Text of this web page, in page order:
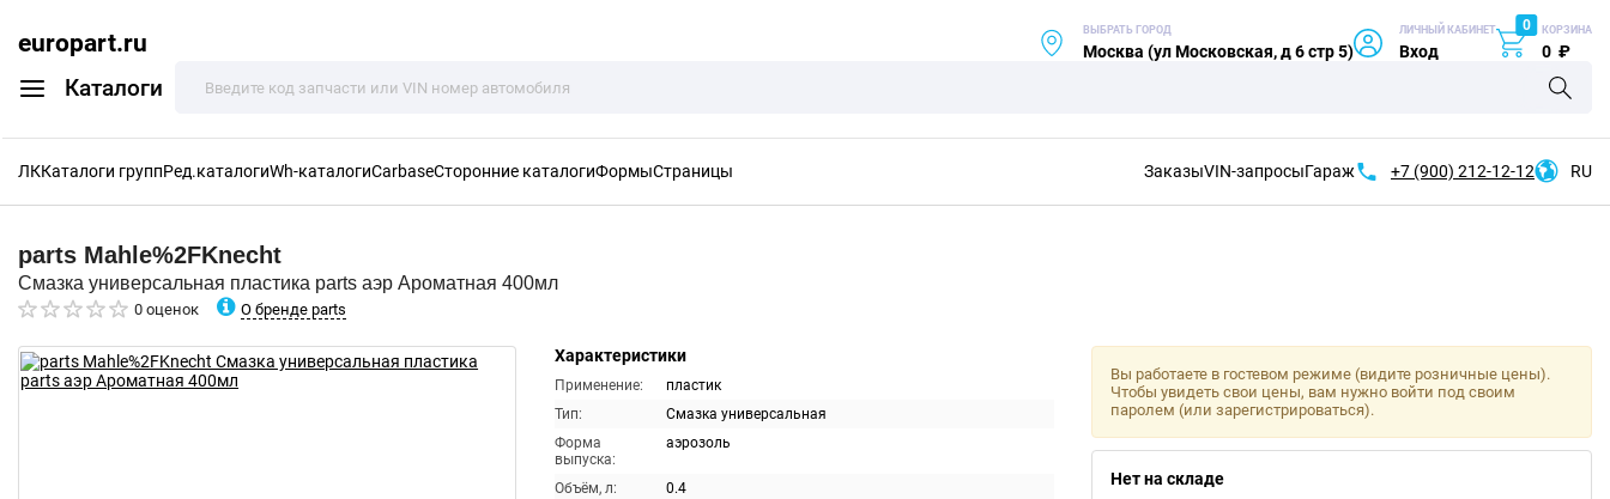
europart.ru
Каталоги
ВЫБРАТЬ ГОРОД
Москва (ул Московская, д 6 стр 5)
ЛИЧНЫЙ КАБИНЕТ
Вход
0 КОРЗИНА
0 ₽
ЛККаталоги группРед.каталогиWh-каталогиCarbaseСторонние каталогиФормыСтраницы ЗаказыVIN-запросыГараж +7 (900) 212-12-12 RU
parts Mahle%2FKnecht
Смазка универсальная пластика parts аэр Ароматная 400мл
0 оценок О бренде parts
Характеристики
Применение:
пластик
Тип:
Смазка универсальная
Форма
выпуска:
аэрозоль
Объём, л:
0.4
Вы работаете в гостевом режиме (видите розничные цены).
Чтобы увидеть свои цены, вам нужно войти под своим
паролем (или зарегистрироваться).
Нет на складе